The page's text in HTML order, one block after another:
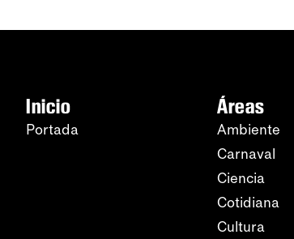
Inicio
Portada
Áreas
Ambiente
Carnaval
Ciencia
Cotidiana
Cultura